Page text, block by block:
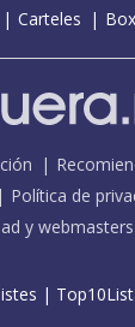
Carteles
Política de
y webmasters
|